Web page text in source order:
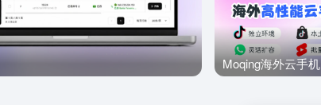
Moqing海外云手机